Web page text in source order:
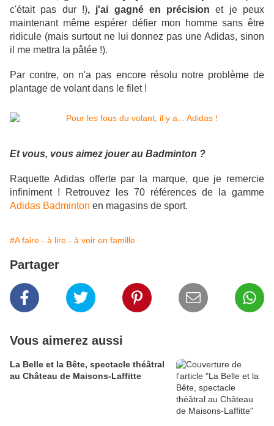
c'était pas dur !), j'ai gagné en précision et je peux
maintenant même espérer défier mon homme sans être
ridicule (mais surtout ne lui donnez pas une Adidas, sinon
il me mettra la pâtée !).
Par contre, on n'a pas encore résolu notre problème de
plantage de volant dans le filet !
Et vous, vous aimez jouer au Badminton ?
Raquette Adidas offerte par la marque, que je remercie
infiniment ! Retrouvez les 70 références de la gamme
Adidas Badminton en magasins de sport.
#A faire - à lire - à voir en famille
Partager
Vous aimerez aussi
La Belle et la Bête, spectacle théâtral
au Château de Maisons-Laffitte